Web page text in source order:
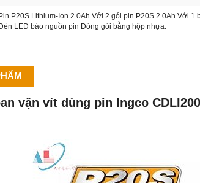
Pin P20S Lithium-Ion 2.0Ah Với 2 gói pin P20S 2.0Ah Với
LED báo nguồn pin Đóng gói bằng hộp nhựa.
vặn vít dùng pin Ingco